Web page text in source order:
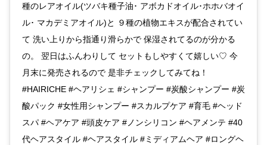
種のレアオイル(ツバキ種子油･ アボカドオイル･ホホバオイ
ル･ マカデミアオイル)と ９種の植物エキスが配合されてい
て 洗い上りから指通り滑らかで 保湿されてるのが分かる
の。 翌日はふんわりして セットもしやすくて嬉しい♡ 今
月末に発売されるので 是非チェックしてみてね！
#HAIRICHE #ヘアリシェ #シャンプー #炭酸シャンプー #炭
酸パック #女性用シャンプー #スカルプケア #育毛 #ヘッド
スパ #ヘアケア #頭皮ケア #ノンシリコン #ヘアメンテ #40
代ヘアスタイル #ヘアスタイル #ミディアムヘア #ロングヘ